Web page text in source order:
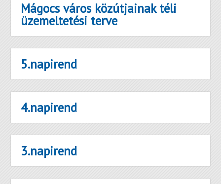
Mágocs város közútjainak téli
üzemeltetési terve
5.napirend
4.napirend
3.napirend